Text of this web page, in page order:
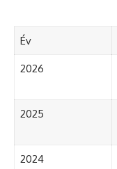
Év
2026
2025
2024